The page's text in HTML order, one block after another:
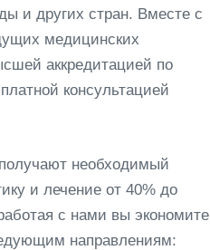
и других стран. Вместе с
медицинских
аккредитацией по
консультацией
необходимый
и лечение от 40% до
с нами вы экономите
направлениям: